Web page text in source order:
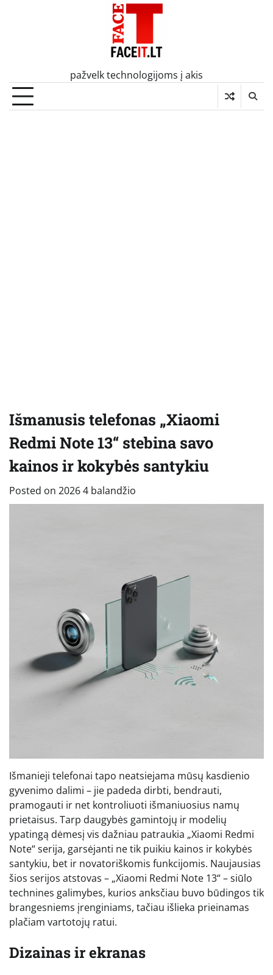
pažvelk technologijoms į akis
Išmanusis telefonas „Xiaomi
Redmi Note 13“ stebina savo
kainos ir kokybės santykiu
Posted on 2026 4 balandžio
Išmanieji telefonai tapo neatsiejama mūsų kasdienio
gyvenimo dalimi – jie padeda dirbti, bendrauti,
pramogauti ir net kontroliuoti išmaniuosius namų
prietaisus. Tarp daugybės gamintojų ir modelių
ypatingą dėmesį vis dažniau patraukia „Xiaomi Redmi
Note“ serija, garsėjanti ne tik puikiu kainos ir kokybės
santykiu, bet ir novatoriškomis funkcijomis. Naujausias
šios serijos atstovas – „Xiaomi Redmi Note 13“ – siūlo
technines galimybes, kurios anksčiau buvo būdingos tik
brangesniems įrenginiams, tačiau išlieka prieinamas
plačiam vartotojų ratui.
Dizainas ir ekranas